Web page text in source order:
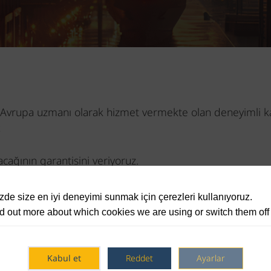
Avrupa uzmanı olarak hizmet vermekte olan
garantisini veriyoruz.
hizmeti sunmaktayız. İhtiyaçlarınız doğrultusunda
ulaşmanızı sağlıyoruz.
size en iyi deneyimi sunmak için çerezleri kullanıyoruz.
out more about which cookies we are using or switch them off
Kabul et Reddet Ayarlar